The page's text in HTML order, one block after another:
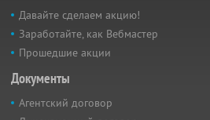
Давайте сделаем акцию!
Заработайте, как Вебмастер
Прошедшие акции
Документы
Агентский договор